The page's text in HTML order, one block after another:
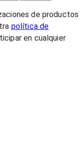
de productos
política de
en cualquier